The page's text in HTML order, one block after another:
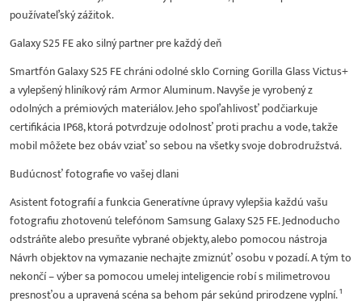
používateľský zážitok.
Galaxy S25 FE ako silný partner pre každý deň
Smartfón Galaxy S25 FE chráni odolné sklo Corning Gorilla Glass Victus+
a vylepšený hliníkový rám Armor Aluminum. Navyše je vyrobený z
odolných a prémiových materiálov. Jeho spoľahlivosť podčiarkuje
certifikácia IP68, ktorá potvrdzuje odolnosť proti prachu a vode, takže
mobil môžete bez obáv vziať so sebou na všetky svoje dobrodružstvá.
Budúcnosť fotografie vo vašej dlani
Asistent fotografií a funkcia Generatívne úpravy vylepšia každú vašu
fotografiu zhotovenú telefónom Samsung Galaxy S25 FE. Jednoducho
odstráňte alebo presuňte vybrané objekty, alebo pomocou nástroja
Návrh objektov na vymazanie nechajte zmiznúť osobu v pozadí. A tým to
nekončí – výber sa pomocou umelej inteligencie robí s milimetrovou
presnosťou a upravená scéna sa behom pár sekúnd prirodzene vyplní. ¹